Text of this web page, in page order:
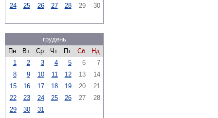
24 25 26 27 28 29 30
грудень
Пн
Вт Ср Чт Пт Сб
Нд
1
2 3 4 5 6
7
8
9 10 11 12 13
14
15
16 17 18 19 20
21
22
23 24 25 26 27
28
29
30 31